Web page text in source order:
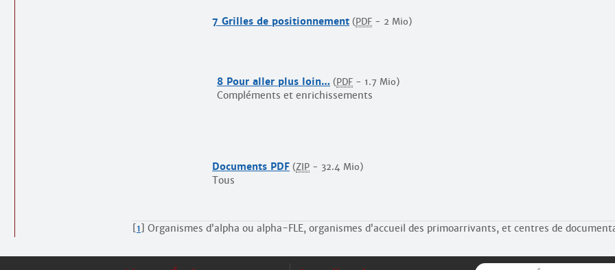
7 Grilles de positionnement (PDF - 2 Mio)
8 Pour aller plus loin… (PDF - 1.7 Mio)
Compléments et enrichissements
Documents PDF (ZIP - 32.4 Mio)
Tous
[1] Organismes d’alpha ou alpha-FLE, organismes d’accueil des primo­arrivants, et centres de